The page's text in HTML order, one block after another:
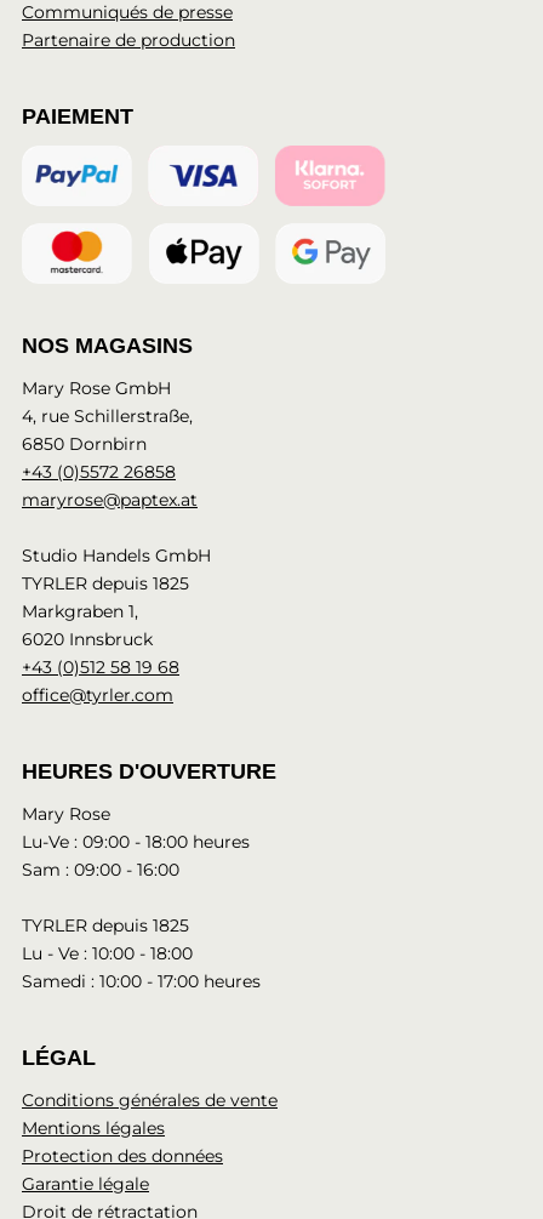
Communiqués de presse
Partenaire de production
PAIEMENT
NOS MAGASINS
Mary Rose GmbH
4, rue Schillerstraße,
6850 Dornbirn
+43 (0)5572 26858
maryrose@paptex.at
Studio Handels GmbH
TYRLER depuis 1825
Markgraben 1,
6020 Innsbruck
+43 (0)512 58 19 68
office@tyrler.com
HEURES D'OUVERTURE
Mary Rose
Lu-Ve : 09:00 - 18:00 heures
Sam : 09:00 - 16:00
TYRLER depuis 1825
Lu - Ve : 10:00 - 18:00
Samedi : 10:00 - 17:00 heures
LÉGAL
Conditions générales de vente
Mentions légales
Protection des données
Garantie légale
Droit de rétractation